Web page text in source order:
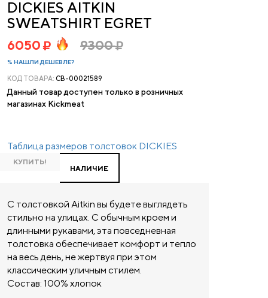
DICKIES AITKIN
SWEATSHIRT EGRET
6050 9300
% НАШЛИ ДЕШЕВЛЕ?
КОД ТОВАРА: CB-00021589
Данный товар доступен только в розничных
магазинах Kickmeat
Таблица размеров толстовок DICKIES
КУПИТЬ!
НАЛИЧИЕ
С толстовкой Aitkin вы будете выглядеть
стильно на улицах. С обычным кроем и
длинными рукавами, эта повседневная
толстовка обеспечивает комфорт и тепло
на весь день, не жертвуя при этом
классическим уличным стилем.
Состав: 100% хлопок